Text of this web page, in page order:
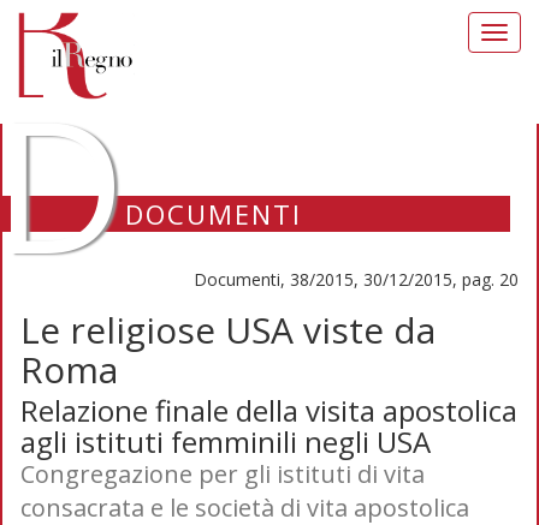
DOCUMENTI
Documenti, 38/2015, 30/12/2015, pag. 20
Le religiose USA viste da
Roma
Relazione finale della visita apostolica
agli istituti femminili negli USA
Congregazione per gli istituti di vita
consacrata e le società di vita apostolica